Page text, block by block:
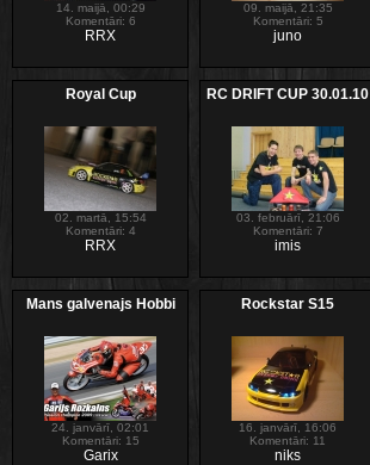
14. maijā, 00:29
Komentāri: 6
RRX
09. maijā, 21:35
Komentāri: 5
juno
Royal Cup
02. martā, 15:54
Komentāri: 4
RRX
RC DRIFT CUP 30.01.10
03. februārī, 21:06
Komentāri: 7
imis
Mans galvenajs Hobbi
24. janvārī, 02:01
Komentāri: 15
Garix
Rockstar S15
16. janvārī, 16:06
Komentāri: 11
niks